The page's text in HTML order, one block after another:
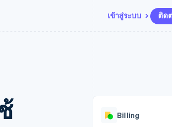
เข้าสู่ระบบ ติด
าร การเดินทาง และสันทนาการ
ย
สถานะ API
Billing